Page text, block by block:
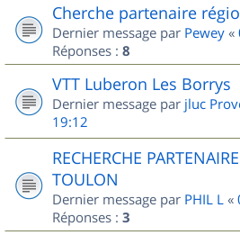
Cherche partenaire
Dernier message par Pewey «
Réponses : 8
VTT Luberon Les Borrys
Dernier message par jluc
19:12
RECHERCHE
TOULON
Dernier message par PHIL L «
Réponses : 3